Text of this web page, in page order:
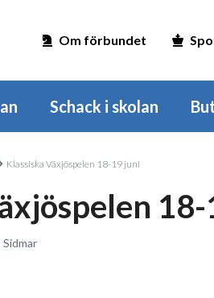
Om förbundet
Schack i skolan
Klassiska Växjöspelen 18-19 juni
Sidmar